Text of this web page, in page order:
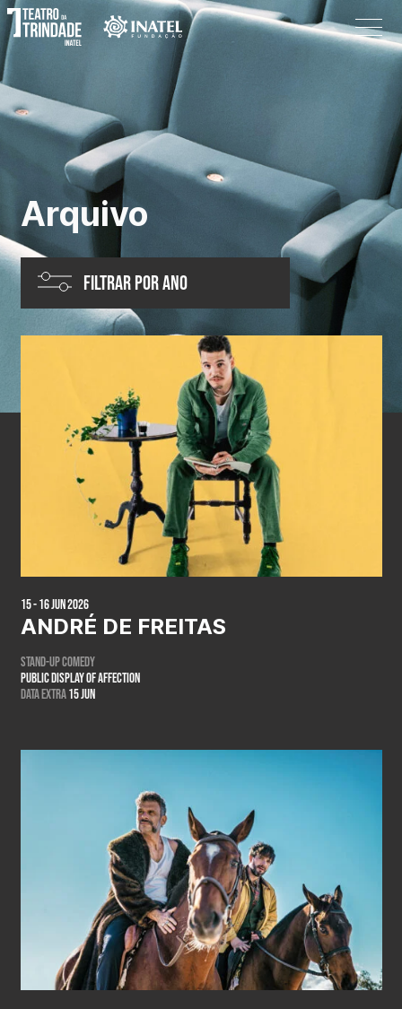
Programação
O Teatro
Bilheteira
Informações
Procurar
Arquivo
Arquivo
Filtrar por ano
15 - 16 Jun 2026
ANDRÉ DE FREITAS
Stand-up comedy
Public display of affection
DATA EXTRA15 JUN